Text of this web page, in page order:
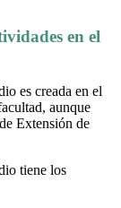
en el
es creada en el
aunque
Extensión de
tiene los